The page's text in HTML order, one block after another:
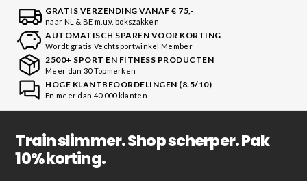
GRATIS VERZENDING VANAF € 75,-
naar NL & BE m.u.v. bokszakken
AUTOMATISCH SPAREN VOOR KORTING
Wordt gratis Vechtsportwinkel Member
2500+ SPORT EN FITNESS PRODUCTEN
Meer dan 30 Topmerken
HOGE KLANTBEOORDELINGEN (8.5/10)
En meer dan 40.000 klanten
Train slimmer. Shop scherper. Pak
10% korting.